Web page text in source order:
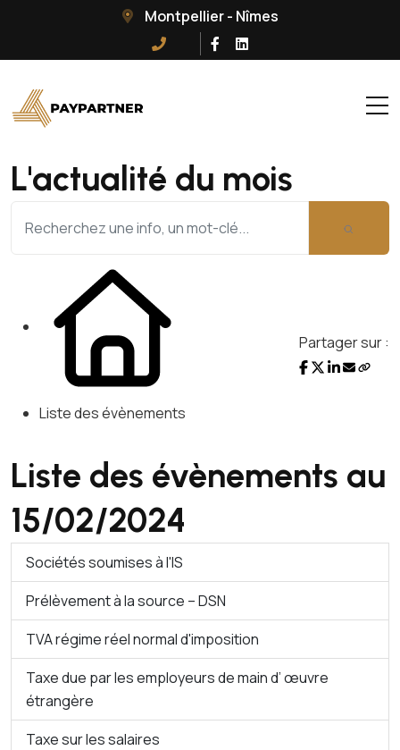
Montpellier - Nîmes
L'actualité du mois
Liste des évènements
Partager sur :
Liste des évènements au
15/02/2024
Sociétés soumises à l'IS
Prélèvement à la source – DSN
TVA régime réel normal d'imposition
Taxe due par les employeurs de main d’ œuvre
étrangère
Taxe sur les salaires